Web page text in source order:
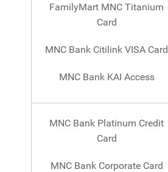
FamilyMart MNC Titanium
Card
MNC Bank Citilink VISA Card
MNC Bank KAI Access
MNC Bank Platinum Credit
Card
MNC Bank Corporate Card